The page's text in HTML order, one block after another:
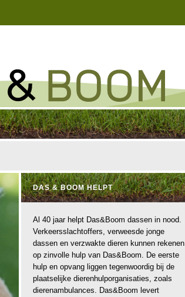
DAS & BOOM HELPT
Al 40 jaar helpt Das&Boom dassen in nood.
Verkeersslachtoffers, verweesde jonge
dassen en verzwakte dieren kunnen rekenen
op zinvolle hulp van Das&Boom. De eerste
hulp en opvang liggen tegenwoordig bij de
plaatselijke dierenhulporganisaties, zoals
dierenambulances. Das&Boom levert